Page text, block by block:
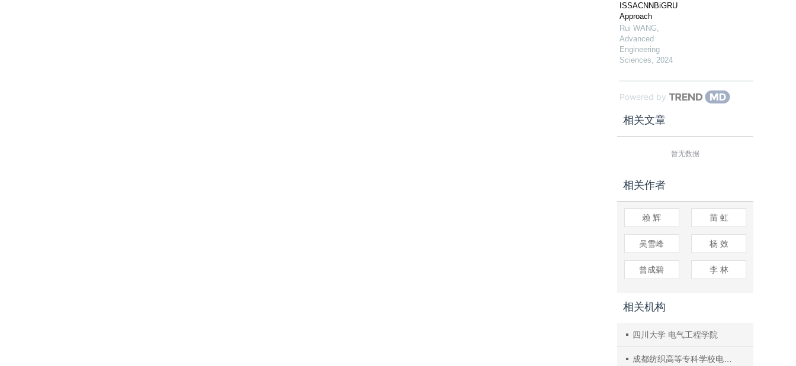
ISSACNNBiGRU
Approach
Rui WANG,
Advanced
Engineering
Sciences, 2024
Powered by
相关文章
暂无数据
相关作者
赖 辉 苗 虹
吴雪峰 杨 效
曾成碧 李 林
相关机构
四川大学 电气工程学院
成都纺织高等专科学校电气信息工程学院